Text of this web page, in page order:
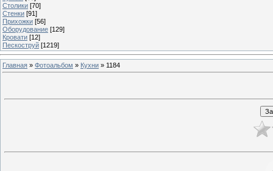
Столики [70]
Стенки [91]
Прихожки [56]
Оборудование [129]
Кровати [12]
Пескоструй [1219]
Главная » Фотоальбом » Кухни » 1184